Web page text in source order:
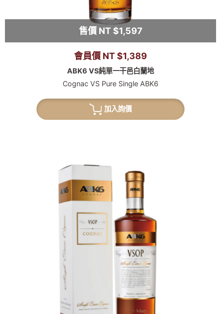
售價 NT $1,597
會員價 NT $1,389
ABK6 VS純單一干邑白蘭地
Cognac VS Pure Single ABK6
加入詢價